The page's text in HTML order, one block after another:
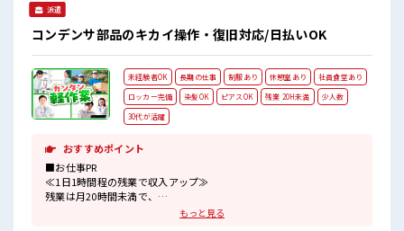
派遣
コンデンサ部品のキカイ操作・復旧対応/日払いOK
未経験者OK 長期の仕事 制服あり 休憩室あり
社員食堂あり
ロッカー完備
染髪OK ピアスOK 残業 20H未満
少人数
30代が活躍
おすすめポイント
■お仕事PR
≪1日1時間程の残業で収入アップ≫
残業は月20時間未満で、
もっと見る